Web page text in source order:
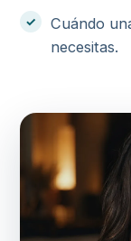
Cuándo
necesitas.